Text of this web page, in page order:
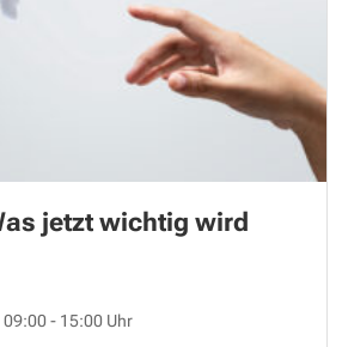
jetzt wichtig wird
- 15:00 Uhr